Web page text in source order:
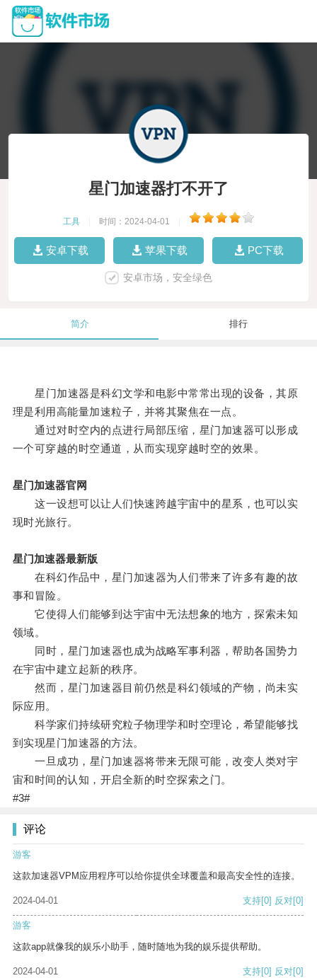
星门加速器打不开了
工具 时间：2024-04-01
安卓下载 苹果下载 PC下载
安卓市场，安全绿色
简介 排行
星门加速器是科幻文学和电影中常常出现的设备，其原
理是利用高能量加速粒子，并将其聚焦在一点。
通过对时空内的点进行局部压缩，星门加速器可以形成
一个可穿越的时空通道，从而实现穿越时空的效果。
星门加速器官网
这一设想可以让人们快速跨越宇宙中的星系，也可以实
现时光旅行。
星门加速器最新版
在科幻作品中，星门加速器为人们带来了许多有趣的故
事和冒险。
它使得人们能够到达宇宙中无法想象的地方，探索未知
领域。
同时，星门加速器也成为战略军事利器，帮助各国势力
在宇宙中建立起新的秩序。
然而，星门加速器目前仍然是科幻领域的产物，尚未实
际应用。
科学家们持续研究粒子物理学和时空理论，希望能够找
到实现星门加速器的方法。
一旦成功，星门加速器将带来无限可能，改变人类对宇
宙和时间的认知，开启全新的时空探索之门。
#3#
评论
游客
这款加速器VPM应用程序可以给你提供全球覆盖和最高安全性的连接。
2024-04-01 支持[0] 反对[0]
游客
这款app就像我的娱乐小助手，随时随地为我的娱乐提供帮助。
2024-04-01 支持[0] 反对[0]